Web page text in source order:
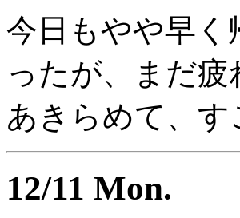
今日もやや早く
ったが、まだ
あきらめて、
12/11 Mon.